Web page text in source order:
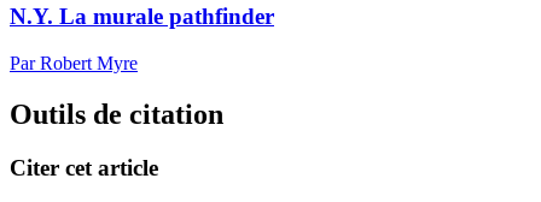
N.Y. La murale pathfinder
Par Robert Myre
Outils de citation
Citer cet article